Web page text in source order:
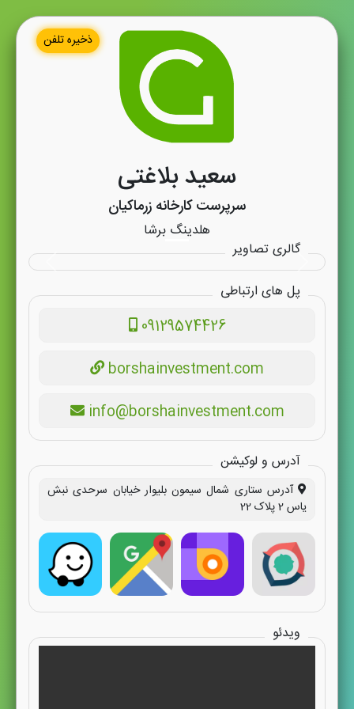
ذخیره تلفن
سعید بلاغتی
سرپرست کارخانه زرماکیان
هلدینگ برشا
گالری تصاویر
پل های ارتباطی
09129574426
borshainvestment.com
info@borshainvestment.com
آدرس و لوکیشن
آدرس ستاری شمال سیمون بلیوار خیابان سرحدی نبش
یاس 2 پلاک 22
ویدئو